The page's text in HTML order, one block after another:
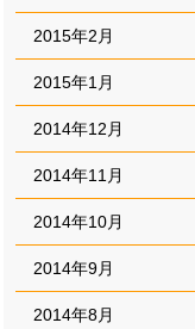
2015年2月
2015年1月
2014年12月
2014年11月
2014年10月
2014年9月
2014年8月